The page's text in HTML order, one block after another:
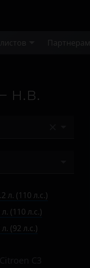
Партнерам
н.в.
л. (110 л.с.)
л. (131 л.с.)
л. (110 л.с.)
(110 л.с.)
(92 л.с.)